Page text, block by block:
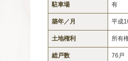
駐車場 有
築年／月 平成
土地権利 所有
総戸数 76戸